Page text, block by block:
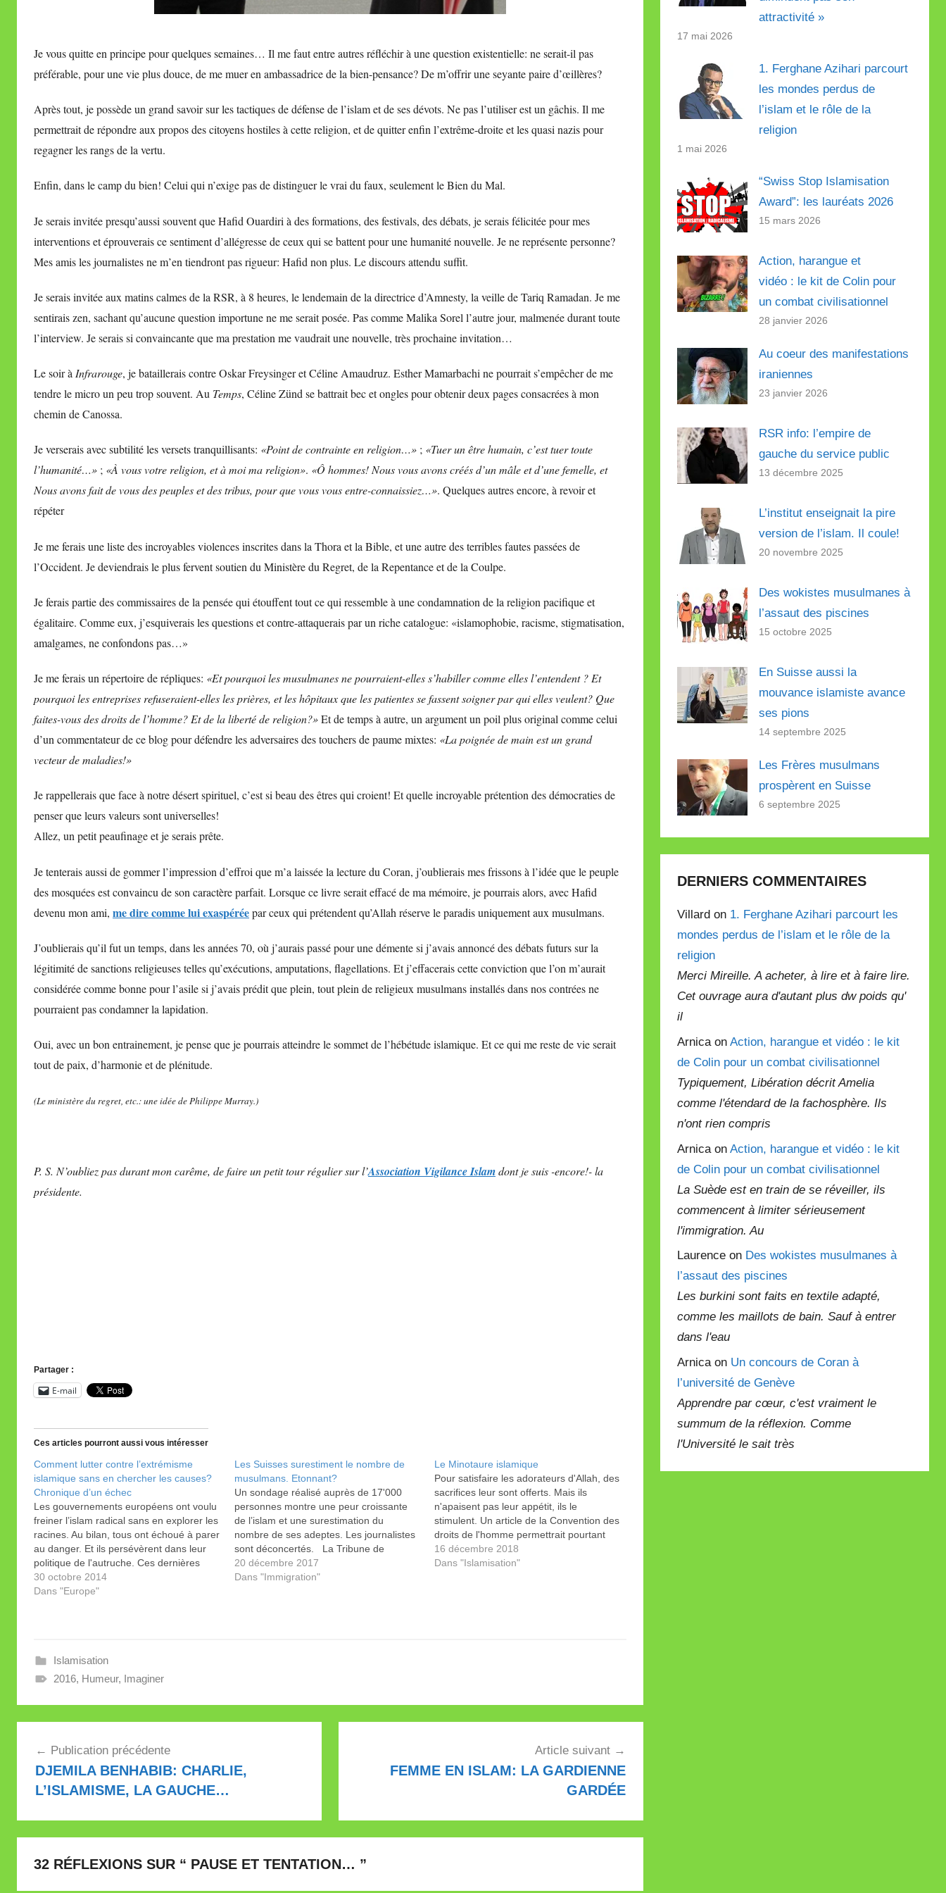
Je vous quitte en principe pour quelques semaines… Il me faut entre autres réfléchir à une question existentielle: ne serait-il pas
préférable, pour une vie plus douce, de me muer en ambassadrice de la bien-pensance? De m’offrir une seyante paire d’œillères?
Après tout, je possède un grand savoir sur les tactiques de défense de l’islam et de ses dévots. Ne pas l’utiliser est un gâchis. Il me
permettrait de répondre aux propos des citoyens hostiles à cette religion, et de quitter enfin l’extrême-droite et les quasi nazis pour
regagner les rangs de la vertu.
Enfin, dans le camp du bien! Celui qui n’exige pas de distinguer le vrai du faux, seulement le Bien du Mal.
Je serais invitée presqu’aussi souvent que Hafid Ouardiri à des formations, des festivals, des débats, je serais félicitée pour mes
interventions et éprouverais ce sentiment d’allégresse de ceux qui se battent pour une humanité nouvelle. Je ne représente personne?
Mes amis les journalistes ne m’en tiendront pas rigueur: Hafid non plus. Le discours attendu suffit.
Je serais invitée aux matins calmes de la RSR, à 8 heures, le lendemain de la directrice d’Amnesty, la veille de Tariq Ramadan. Je me
sentirais zen, sachant qu’aucune question importune ne me serait posée. Pas comme Malika Sorel l’autre jour, malmenée durant toute
l’interview. Je serais si convaincante que ma prestation me vaudrait une nouvelle, très prochaine invitation…
Le soir à Infrarouge, je bataillerais contre Oskar Freysinger et Céline Amaudruz. Esther Mamarbachi ne pourrait s’empêcher de me
tendre le micro un peu trop souvent. Au Temps, Céline Zünd se battrait bec et ongles pour obtenir deux pages consacrées à mon
chemin de Canossa.
Je verserais avec subtilité les versets tranquillisants: «Point de contrainte en religion…» ; «Tuer un être humain, c’est tuer toute
l’humanité…» ; «À vous votre religion, et à moi ma religion». «Ô hommes! Nous vous avons créés d’un mâle et d’une femelle, et
Nous avons fait de vous des peuples et des tribus, pour que vous vous entre-connaissiez…». Quelques autres encore, à revoir et
répéter
Je me ferais une liste des incroyables violences inscrites dans la Thora et la Bible, et une autre des terribles fautes passées de
l’Occident. Je deviendrais le plus fervent soutien du Ministère du Regret, de la Repentance et de la Coulpe.
Je ferais partie des commissaires de la pensée qui étouffent tout ce qui ressemble à une condamnation de la religion pacifique et
égalitaire. Comme eux, j’esquiverais les questions et contre-attaquerais par un riche catalogue: «islamophobie, racisme, stigmatisation,
amalgames, ne confondons pas…»
Je me ferais un répertoire de répliques: «Et pourquoi les musulmanes ne pourraient-elles s’habiller comme elles l’entendent ? Et
pourquoi les entreprises refuseraient-elles les prières, et les hôpitaux que les patientes se fassent soigner par qui elles veulent? Que
faites-vous des droits de l’homme? Et de la liberté de religion?»Et de temps à autre, un argument un poil plus original comme celui
d’un commentateur de ce blog pour défendre les adversaires des touchers de paume mixtes: «La poignée de main est un grand
vecteur de maladies!»
Je rappellerais que face à notre désert spirituel, c’est si beau des êtres qui croient! Et quelle incroyable prétention des démocraties de
penser que leurs valeurs sont universelles!
Allez, un petit peaufinage et je serais prête.
Je tenterais aussi de gommer l’impression d’effroi que m’a laissée la lecture du Coran, j’oublierais mes frissons à l’idée que le peuple
des mosquées est convaincu de son caractère parfait. Lorsque ce livre serait effacé de ma mémoire, je pourrais alors, avec Hafid
devenu mon ami, me dire comme lui exaspéréepar ceux qui prétendent qu’Allah réserve le paradis uniquement aux musulmans.
J’oublierais qu’il fut un temps, dans les années 70, où j’aurais passé pour une démente si j’avais annoncé des débats futurs sur la
légitimité de sanctions religieuses telles qu’exécutions, amputations, flagellations. Et j’effacerais cette conviction que l’on m’aurait
considérée comme bonne pour l’asile si j’avais prédit que plein, tout plein de religieux musulmans installés dans nos contrées ne
pourraient pas condamner la lapidation.
Oui, avec un bon entrainement, je pense que je pourrais atteindre le sommet de l’hébétude islamique. Et ce qui me reste de vie serait
tout de paix, d’harmonie et de plénitude.
(Le ministère du regret, etc.: une idée de Philippe Murray.)
P. S. N’oubliez pas durant mon carême, de faire un petit tour régulier sur l’Association Vigilance Islamdont je suis -encore!- la
présidente.
Partager :
E-mail
Ces articles pourront aussi vous intéresser
Comment lutter contre l’extrémisme
islamique sans en chercher les causes?
Chronique d’un échec
Les gouvernements européens ont voulu
freiner l’islam radical sans en explorer les
racines. Au bilan, tous ont échoué à parer
au danger. Et ils persévèrent dans leur
politique de l'autruche. Ces dernières
années, la lutte contre l’islam radical s’est
enlisée partout. Quelques mesures ont
30 octobre 2014
Dans "Europe"
Les Suisses surestiment le nombre de
musulmans. Etonnant?
Un sondage réalisé auprès de 17'000
personnes montre une peur croissante
de l’islam et une surestimation du
nombre de ses adeptes. Les journalistes
sont déconcertés. La Tribune de
Genève a publié le résultat d’un sondage
consacré entre autres à la question
20 décembre 2017
Dans "Immigration"
Le Minotaure islamique
Pour satisfaire les adorateurs d'Allah, des
sacrifices leur sont offerts. Mais ils
n'apaisent pas leur appétit, ils le
stimulent. Un article de la Convention des
droits de l'homme permettrait pourtant
de limiter cette boulimie.
16 décembre 2018
Dans "Islamisation"
Islamisation
2016, Humeur, Imaginer
l’article
Publication précédente
DJEMILA BENHABIB: CHARLIE,
L’ISLAMISME, LA GAUCHE…
Article suivant
FEMME EN ISLAM: LA GARDIENNE
GARDÉE
32 RÉFLEXIONS SUR “ PAUSE ET TENTATION… ”
attractivité »
17 mai 2026
1. Ferghane Azihari parcourt
les mondes perdus de
l’islam et le rôle de la
religion
1 mai 2026
“Swiss Stop Islamisation
Award”: les lauréats 2026
15 mars 2026
Action, harangue et
vidéo : le kit de Colin pour
un combat civilisationnel
28 janvier 2026
Au coeur des manifestations
iraniennes
23 janvier 2026
RSR info: l’empire de
gauche du service public
13 décembre 2025
L’institut enseignait la pire
version de l’islam. Il coule!
20 novembre 2025
Des wokistes musulmanes à
l’assaut des piscines
15 octobre 2025
En Suisse aussi la
mouvance islamiste avance
ses pions
14 septembre 2025
Les Frères musulmans
prospèrent en Suisse
6 septembre 2025
DERNIERS COMMENTAIRES
Villard on 1. Ferghane Azihari parcourt les
mondes perdus de l’islam et le rôle de la
religion
Merci Mireille. A acheter, à lire et à faire lire.
Cet ouvrage aura d'autant plus dw poids qu'
il
Arnica onAction, harangue et vidéo : le kit
de Colin pour un combat civilisationnel
Typiquement, Libération décrit Amelia
comme l'étendard de la fachosphère. Ils
n'ont rien compris
Arnica onAction, harangue et vidéo : le kit
de Colin pour un combat civilisationnel
La Suède est en train de se réveiller, ils
commencent à limiter sérieusement
l'immigration. Au
Laurence on Des wokistes musulmanes à
l’assaut des piscines
Les burkini sont faits en textile adapté,
comme les maillots de bain. Sauf à entrer
dans l'eau
Arnica on Un concours de Coran à
l’université de Genève
Apprendre par cœur, c'est vraiment le
summum de la réflexion. Comme
l'Université le sait très